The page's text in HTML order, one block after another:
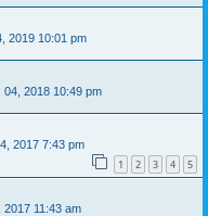
2019 10:01 pm
04, 2018 10:49 pm
2017 7:43 pm
1 2 3 4 5
2017 11:43 am